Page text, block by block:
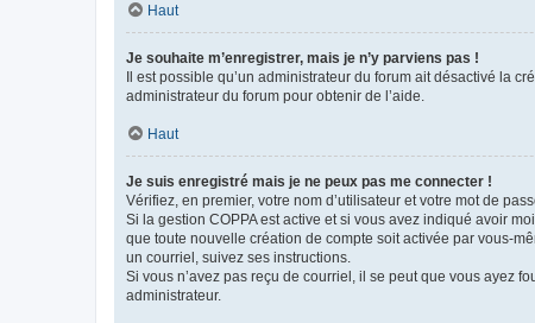
Haut
Je souhaite m’enregistrer, mais je n’y parviens pas !
Il est possible qu’un administrateur du forum ait désactivé la
administrateur du forum pour obtenir de l’aide.
Haut
Je suis enregistré mais je ne peux pas me connecter !
Vérifiez, en premier, votre nom d’utilisateur et votre mot de
Si la gestion COPPA est active et si vous avez indiqué avoir
que toute nouvelle création de compte soit activée par vous-
un courriel, suivez ses instructions.
Si vous n’avez pas reçu de courriel, il se peut que vous ayez
administrateur.